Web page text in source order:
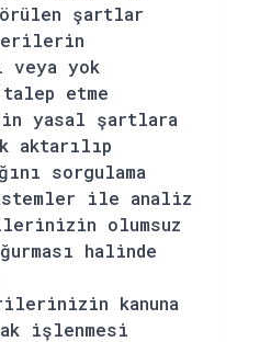
şartlar
yok
etme
yasal şartlara
aktarılıp
sorgulama
ile analiz
olumsuz
halinde
kanuna
işlenmesi